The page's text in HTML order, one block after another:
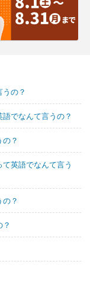
の？
でなんて言うの？
？
英語でなんて言う
？